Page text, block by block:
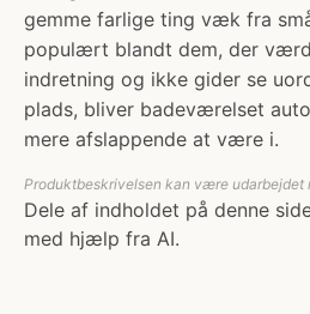
gemme farlige ting væk fra
populært blandt dem, der
indretning og ikke gider se
plads, bliver badeværelset
mere afslappende at være i.
Produktbeskrivelsen kan være udarbejdet
Dele af indholdet på denne
med hjælp fra AI.